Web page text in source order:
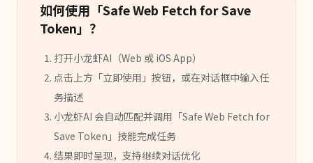
如何使用「Safe Web Fetch for Save
Token」？
打开小龙虾AI（Web 或 iOS App）
点击上方「立即使用」按钮，或在对话框中输入任
务描述
小龙虾AI 会自动匹配并调用「Safe Web Fetch for
Save Token 」 技能完成任务
结果即时呈现，支持继续对话优化